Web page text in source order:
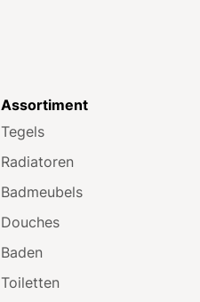
Assortiment
Tegels
Radiatoren
Badmeubels
Douches
Baden
Toiletten